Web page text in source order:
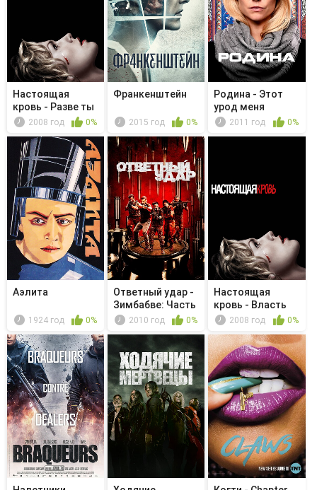
Настоящая
кровь - Разве ты
не чувству...
2008 год 0%
Франкенштейн
2015 год 0%
Родина - Этот
урод меня
подстрелил
2011 год 0%
Аэлита
1924 год 0%
Ответный удар -
Зимбабве: Часть
1/Зим...
2010 год 0%
Настоящая
кровь - Власть
всегда побеж...
2008 год 0%